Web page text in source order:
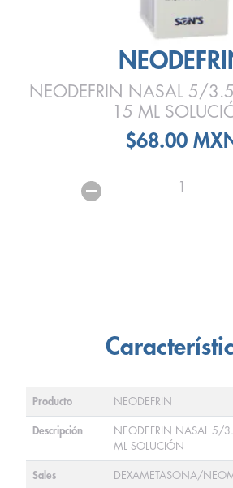
NEODEFRIN NASAL 5/
15 ML
$68.00
1
Producto NEODEFRIN
Descripción
NEODEFRIN NASAL
ML SOLUCIÓN
Sales DEXAMETASONA/